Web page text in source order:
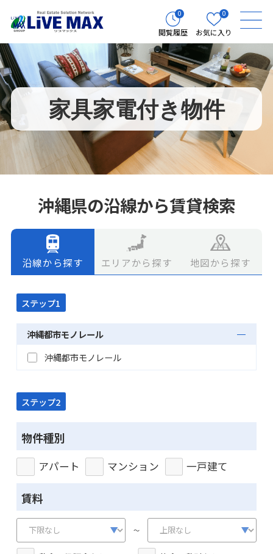
0
閲覧履歴
0
お気に入り
家具家電付き物件
沖縄県の沿線から賃貸検索
沿線から探す エリアから探す 地図から探す
ステップ1
沖縄都市モノレール
沖縄都市モノレール
ステップ2
物件種別
アパート マンション 一戸建て
賃料
～